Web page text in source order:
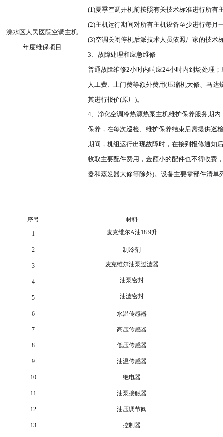
溧水区人民医院空调主机
年度维保项目
(1)夏季空调开机前按照有关技术标准进行所有
(2)主机运行期间对所有主机设备至少进行每月
(3)空调关闭 停机后派技术人员依照厂家的技术
3、故障处理和应急维修
普通故障维修2小时内响应24小时内到场处理
人工费、上门费等额外费用(压缩机大修、马达
其进行报价(原厂)。
4、净化空调冷热源热泵主机维护保养服务期
保养，在每次巡检、维护保养结束后需提供巡
期间，机组运行出现故障时，在接到报修通知
收取主要配件费用，金额小的配件也不得收费
器和蒸发器大修等除外)。设备主要零部件清单
序号 材料
1 麦克维尔A油18.9升
2 制冷剂
3 麦克维尔油泵过滤器
4 油泵密封
5 油滤密封
6 水温传感器
7 高压传感器
8 低压传感器
9 油温传感器
10 继电器
11 油泵接触器
12 油压调节阀
13 控制器